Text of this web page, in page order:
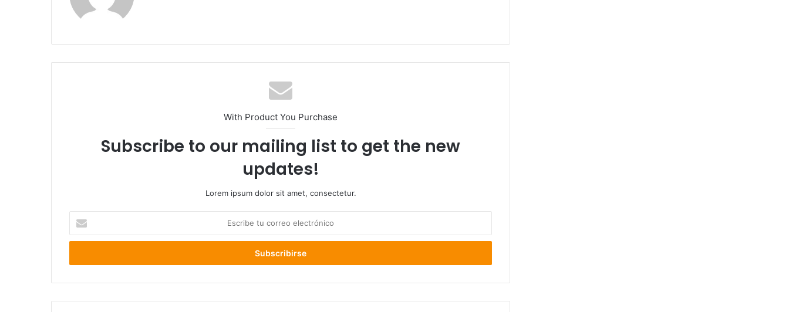
With Product You Purchase
Subscribe to our mailing list to get the new
updates!
Lorem ipsum dolor sit amet, consectetur.
correo